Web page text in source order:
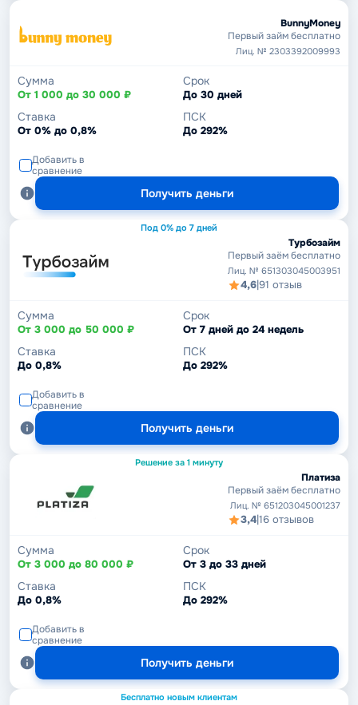
BunnyMoney
Первый займ бесплатно
Лиц. № 2303392009993
Сумма
От 1 000 до 30 000 ₽
Срок
До 30 дней
Ставка
От 0% до 0,8%
ПСК
До 292%
Добавить в
сравнение
Получить деньги
Под 0% до 7 дней
Турбозайм
Первый заём бесплатно
Лиц. № 651303045003951
4,6|91 отзыв
Сумма
От 3 000 до 50 000 ₽
Срок
От 7 дней до 24 недель
Ставка
До 0,8%
ПСК
До 292%
Добавить в
сравнение
Получить деньги
Решение за 1 минуту
Платиза
Первый заём бесплатно
Лиц. № 651203045001237
3,4|16 отзывов
Сумма
От 3 000 до 80 000 ₽
Срок
От 3 до 33 дней
Ставка
До 0,8%
ПСК
До 292%
Добавить в
сравнение
Получить деньги
Бесплатно новым клиентам